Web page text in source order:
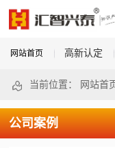
网站首页 高新认定
当前位置： 网站首
公司案例